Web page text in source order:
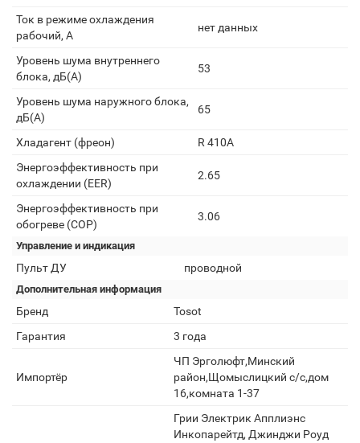
Ток в режиме охлаждения
рабочий, А
нет данных
Уровень шума внутреннего
блока, дБ(А)
53
Уровень шума наружного блока,
дБ(А)
65
Хладагент (фреон)
R 410A
Энергоэффективность при
охлаждении (EER)
2.65
Энергоэффективность при
обогреве (COP)
3.06
Управление и индикация
Пульт ДУ проводной
Дополнительная информация
Бренд
Tosot
Гарантия
3 года
Импортёр
ЧП Эрголюфт,Минский
район,Щомыслицкий с/с,дом
16,комната 1-37
Грии Электрик Апплиэнс
Инкопарейтд, Джинджи Роуд